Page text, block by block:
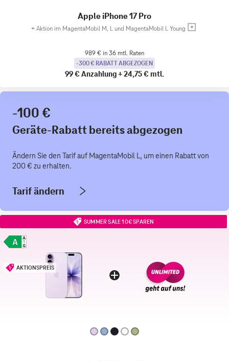
Apple iPhone 17 Pro
+ Aktion im MagentaMobil M, L und MagentaMobil L Young
989 € in 36 mtl. Raten
-300 € RABATT ABGEZOGEN
99 € Anzahlung+24,75 € mtl.
-100 €
Geräte-Rabatt bereits abgezogen
Ändern Sie den Tarif auf MagentaMobil L, um einen Rabatt von
200 € zu erhalten.
Tarif ändern
SUMMER SALE 10€ SPAREN
AKTIONSPREIS